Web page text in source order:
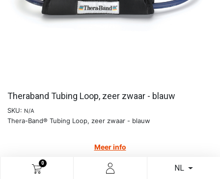
0
NL
Theraband Tubing Loop, zeer zwaar - blauw
SKU: N/A
Thera-Band® Tubing Loop, zeer zwaar - blauw
Meer info
18,65